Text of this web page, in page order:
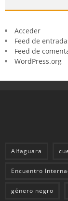
Acceder
Feed de
Feed de
WordPress.org
Alfaguara
Encuentro
género negro